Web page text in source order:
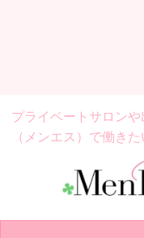
プライベートサロン
（メンエス）で働き